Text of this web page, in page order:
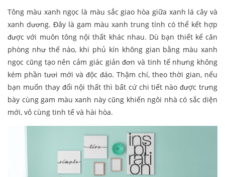
Tông màu xanh ngọc là màu sắc giao hòa giữa xanh lá cây và
xanh dương. Đây là gam màu xanh trung tính có thể kết hợp
được với muôn tông nội thất khác nhau. Dù bạn thiết kế căn
phòng như thế nào, khi phủ kín không gian bằng màu xanh
ngọc cũng tạo nên cảm giác giản đơn và tinh tế nhưng không
kém phần tươi mới và độc đáo. Thậm chí, theo thời gian, nếu
bạn muốn thay đổi nội thất thì bất cứ chi tiết nào được trưng
bày cùng gam màu xanh này cũng khiến ngôi nhà có sắc diện
mới, vô cùng tinh tế và hài hòa.